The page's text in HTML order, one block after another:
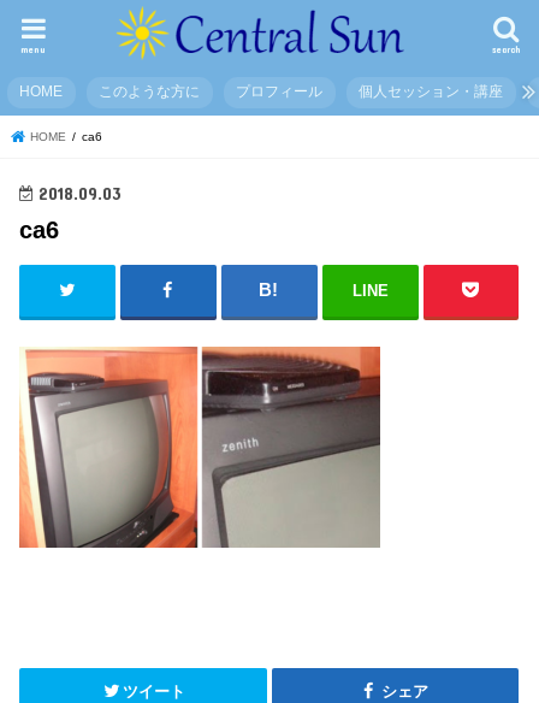
search
menu
HOME このような方に プロフィール 個人セッション・講座
HOME ca6
2018.09.03
ca6
LINE
ツイート シェア